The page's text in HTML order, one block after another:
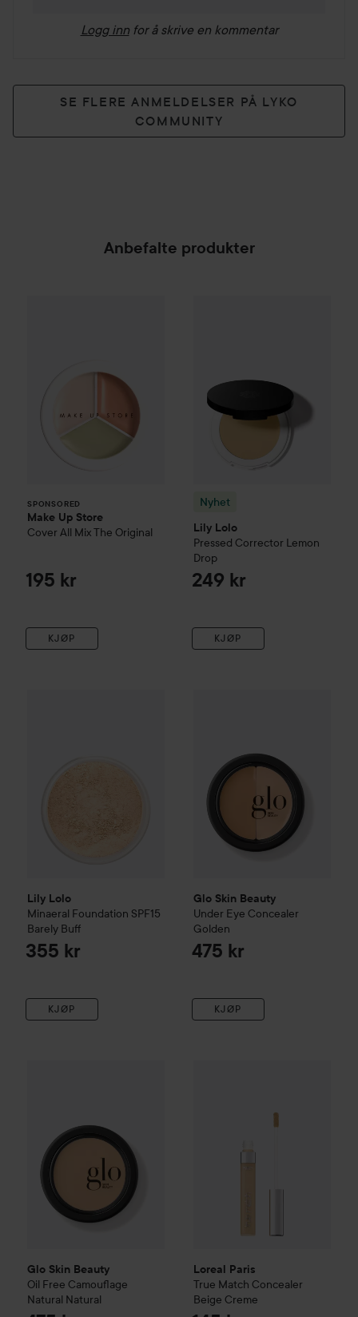
Logg inn for å skrive en kommentar
SE FLERE ANMELDELSER PÅ LYKO
COMMUNITY
Anbefalte produkter
SPONSORED
Make Up Store
Cover All MixThe Original
195 kr
KJØP
Nyhet
Lily Lolo
Pressed Corrector Lemon
Drop
249 kr
KJØP
Lily Lolo
Minaeral Foundation SPF15
Barely Buff
355 kr
KJØP
Glo Skin Beauty
Under Eye Concealer
Golden
475 kr
KJØP
Glo Skin Beauty
Oil Free Camouflage
Natural Natural
Loreal Paris
True Match Concealer
Beige Creme